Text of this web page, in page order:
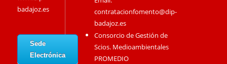
badajoz.es
Sede
Electrónica
contratacionfomento@dip-
badajoz.es
Consorcio de Gestión de
Scios. Medioambientales
PROMEDIO